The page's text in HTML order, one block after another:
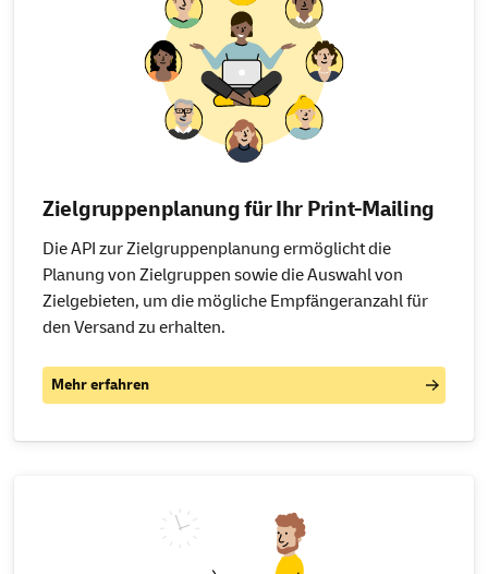
Zielgruppenplanung für Ihr Print-Mailing
Die API zur Zielgruppenplanung ermöglicht die
Planung von Zielgruppen sowie die Auswahl von
Zielgebieten, um die mögliche Empfängeranzahl für
den Versand zu erhalten.
Mehr erfahren